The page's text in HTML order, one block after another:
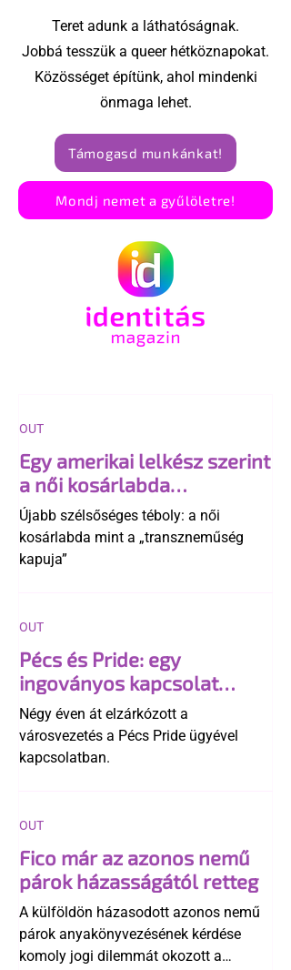
Teret adunk a láthatóságnak.
Jobbá tesszük a queer hétköznapokat.
Közösséget építünk, ahol mindenki
önmaga lehet.
Támogasd munkánkat!
Mondj nemet a gyűlöletre!
Egy amerikai lelkész szerint
a női kosárlabda
transzneműséghez vezet
Újabb szélsőséges téboly: a női
kosárlabda mint a „transzneműség
kapuja”
OUT
Pécs és Pride: egy
ingoványos kapcsolat
története
Négy éven át elzárkózott a
városvezetés a Pécs Pride ügyével
kapcsolatban.
OUT
Fico már az azonos nemű
párok házasságától retteg
A külföldön házasodott azonos nemű
párok anyakönyvezésének kérdése
komoly jogi dilemmát okozott a
OUT